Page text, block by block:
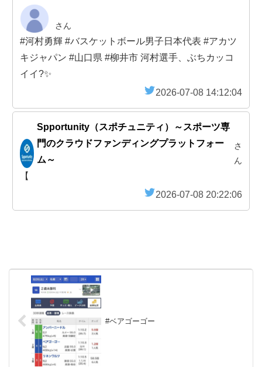
さん
#河村勇輝 #バスケットボール男子日本代表 #アカツ
キジャパン #山口県 #柳井市 河村選手、ぶちカッコ
イイ?✨
2026-07-08 14:12:04
Spportunity（スポチュニティ）～スポーツ専
門のクラウドファンディングプラットフォー
ム～
さ
ん
【
2026-07-08 20:22:06
#ベアゴーゴー